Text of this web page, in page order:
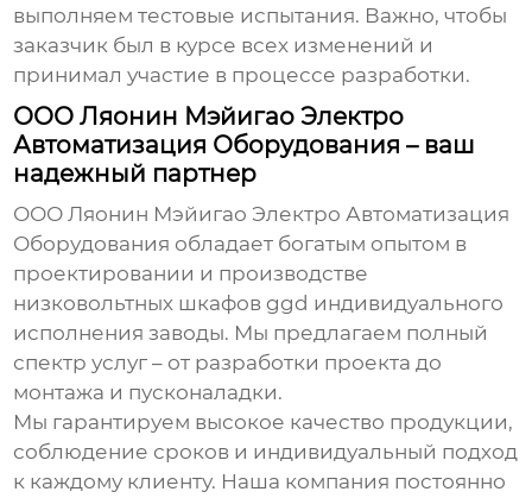
выполняем тестовые испытания. Важно, чтобы
заказчик был в курсе всех изменений и
принимал участие в процессе разработки.
ООО Ляонин Мэйигао Электро
Автоматизация Оборудования – ваш
надежный партнер
ООО Ляонин Мэйигао Электро Автоматизация
Оборудования обладает богатым опытом в
проектировании и производстве
низковольтных шкафов ggd индивидуального
исполнения заводы. Мы предлагаем полный
спектр услуг – от разработки проекта до
монтажа и пусконаладки.
Мы гарантируем высокое качество продукции,
соблюдение сроков и индивидуальный подход
к каждому клиенту. Наша компания постоянно